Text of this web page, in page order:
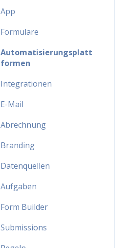
App
Formulare
Automatisierungsplatt
formen
Integrationen
E-Mail
Abrechnung
Branding
Datenquellen
Aufgaben
Form Builder
Submissions